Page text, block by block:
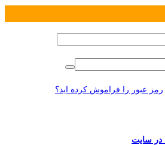
رمز عبور را فراموش کرده اید؟
سایت